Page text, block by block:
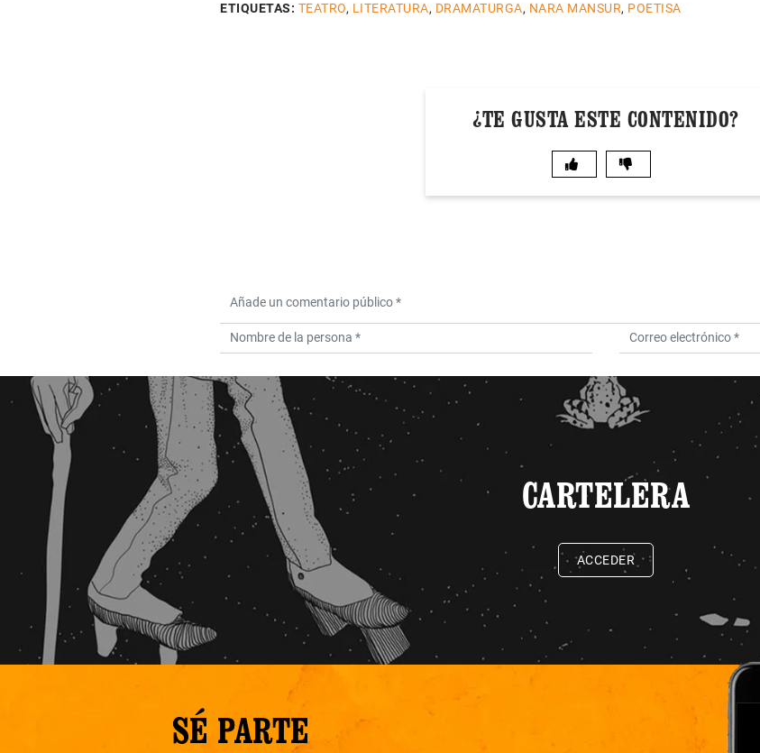
ETIQUETAS: TEATRO, LITERATURA, DRAMATURGA, NARA MANSUR, POETISA
¿TE GUSTA ESTE CONTENIDO?
CARTELERA
ACCEDER
SÉ PARTE